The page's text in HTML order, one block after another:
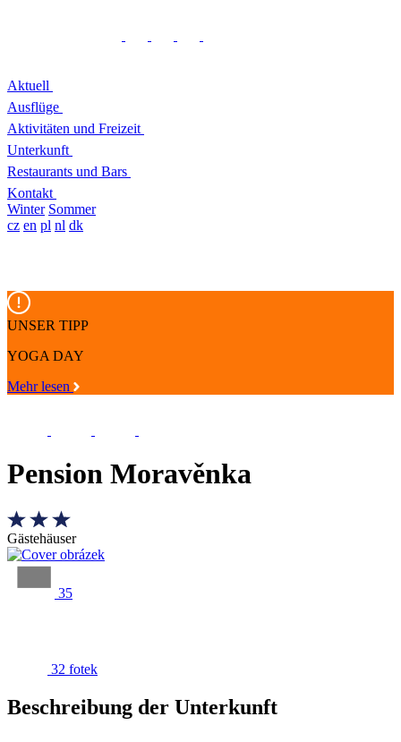
Aktuell
Ausflüge
Aktivitäten und Freizeit
Unterkunft
Restaurants und Bars
Kontakt
Winter Sommer
cz en pl nl dk
UNSER TIPP
YOGA DAY
Mehr lesen
Pension Moravěnka
Gästehäuser
35
32 fotek
Beschreibung der Unterkunft